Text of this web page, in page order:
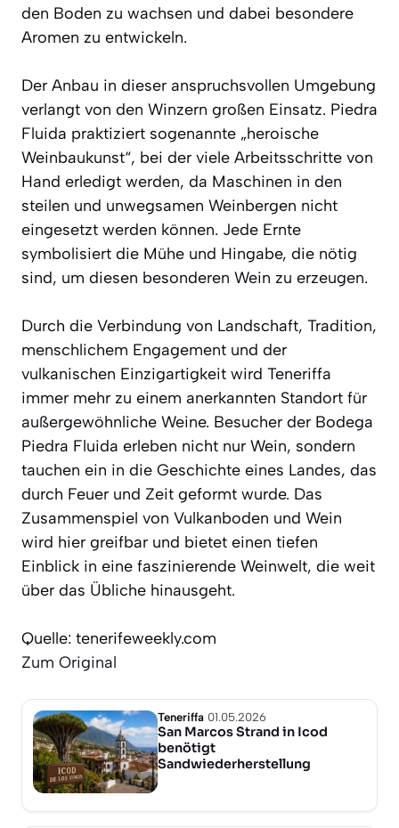
den Boden zu wachsen und dabei besondere
Aromen zu entwickeln.
Der Anbau in dieser anspruchsvollen Umgebung
verlangt von den Winzern großen Einsatz. Piedra
Fluida praktiziert sogenannte „heroische
Weinbaukunst“, bei der viele Arbeitsschritte von
Hand erledigt werden, da Maschinen in den
steilen und unwegsamen Weinbergen nicht
eingesetzt werden können. Jede Ernte
symbolisiert die Mühe und Hingabe, die nötig
sind, um diesen besonderen Wein zu erzeugen.
Durch die Verbindung von Landschaft, Tradition,
menschlichem Engagement und der
vulkanischen Einzigartigkeit wird Teneriffa
immer mehr zu einem anerkannten Standort für
außergewöhnliche Weine. Besucher der Bodega
Piedra Fluida erleben nicht nur Wein, sondern
tauchen ein in die Geschichte eines Landes, das
durch Feuer und Zeit geformt wurde. Das
Zusammenspiel von Vulkanboden und Wein
wird hier greifbar und bietet einen tiefen
Einblick in eine faszinierende Weinwelt, die weit
über das Übliche hinausgeht.
Quelle: tenerifeweekly.com
Zum Original
Teneriffa 01.05.2026
San Marcos Strand in Icod
benötigt
Sandwiederherstellung